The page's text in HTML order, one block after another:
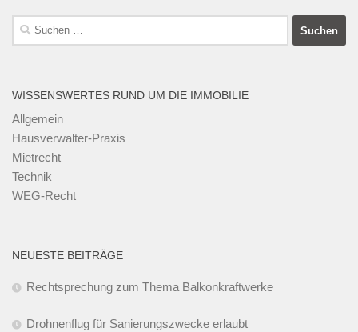
Suchen
nach:
WISSENSWERTES RUND UM DIE IMMOBILIE
Allgemein
Hausverwalter-Praxis
Mietrecht
Technik
WEG-Recht
NEUESTE BEITRÄGE
Rechtsprechung zum Thema Balkonkraftwerke
Drohnenflug für Sanierungszwecke erlaubt